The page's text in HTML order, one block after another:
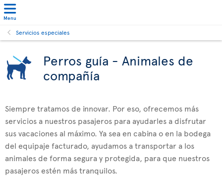
Menu
Servicios especiales
Perros guía - Animales de
compañía
Siempre tratamos de innovar. Por eso, ofrecemos más
servicios a nuestros pasajeros para ayudarles a disfrutar
sus vacaciones al máximo. Ya sea en cabina o en la bodega
del equipaje facturado, ayudamos a transportar a los
animales de forma segura y protegida, para que nuestros
pasajeros estén más tranquilos.